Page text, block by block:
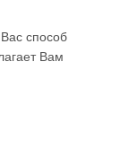
способ
Вам